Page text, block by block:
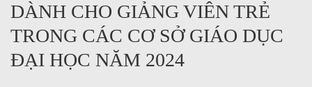
DÀNH CHO GIẢNG VIÊN TRẺ
TRONG CÁC CƠ SỞ GIÁO DỤC
ĐẠI HỌC NĂM 2024